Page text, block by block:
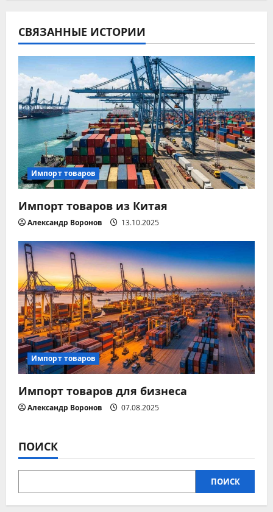
ц
и
я
п
о
з
а
п
и
с
я
м
СВЯЗАННЫЕ ИСТОРИИ
Импорт товаров
Импорт товаров из Китая
Александр Воронов 13.10.2025
Импорт товаров
Импорт товаров для бизнеса
Александр Воронов 07.08.2025
ПОИСК
ПОИСК